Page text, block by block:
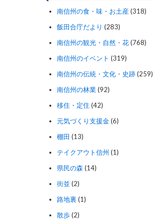
南信州の食・味・お土産(318)
飯田合庁だより (283)
南信州の観光・自然・花(768)
南信州のイベント (319)
南信州の伝統・文化・史跡(259)
南信州の林業(92)
移住・定住 (42)
元気づくり支援金(6)
棚田 (13)
テイクアウト信州 (1)
県民の森 (14)
街並 (2)
路地裏 (1)
散歩(2)